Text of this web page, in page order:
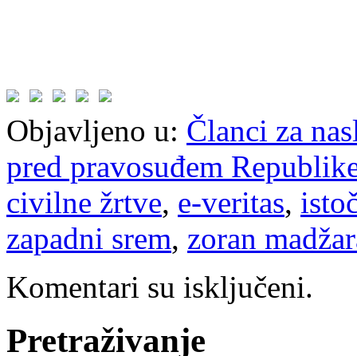
Objavljeno u: Članci za
pred pravosuđem
civilne žrtve, e-veritas,
zapadni srem, zoran
Komentari su isključeni.
Pretraživanje